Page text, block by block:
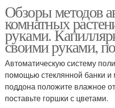
Обзоры методов
комнатных
руками.
своими руками,
Автоматическую систему
помощью стеклянной банки
поддона положите влажное
поставьте горшки с цветами.